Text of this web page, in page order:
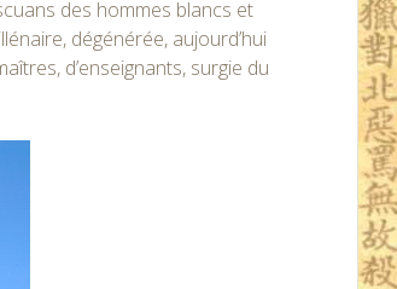
des hommes blancs et
dégénérée, aujourd’hui
d’enseignants, surgie du